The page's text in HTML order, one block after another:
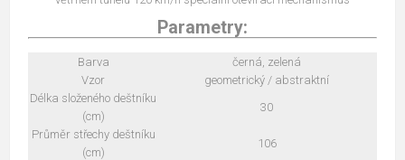
Parametry:
Barva
černá, zelená
Vzor
geometrický / abstraktní
Délka složeného deštníku
(cm)
30
Průměr střechy deštníku
(cm)
106